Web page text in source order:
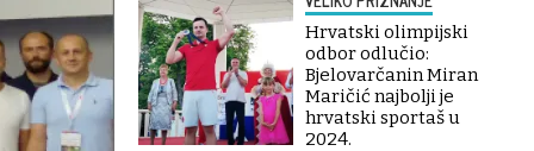
Hrvatski olimpijski
odbor odlučio:
Bjelovarčanin Miran
Maričić najbolji je
hrvatski sportaš u
2024.